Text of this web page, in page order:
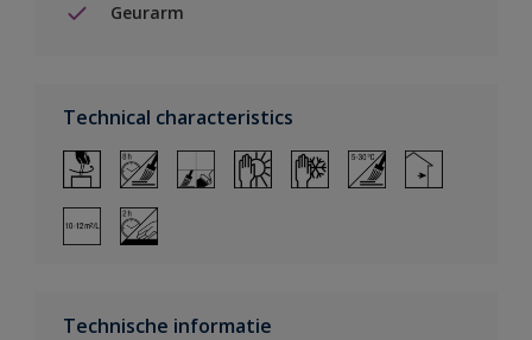
Geurarm
Technical characteristics
Technische informatie